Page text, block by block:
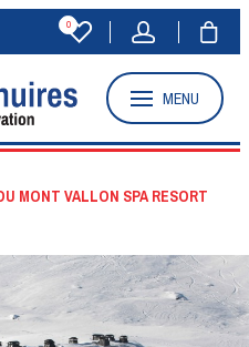
0
MENU
MONT VALLON SPA RESORT